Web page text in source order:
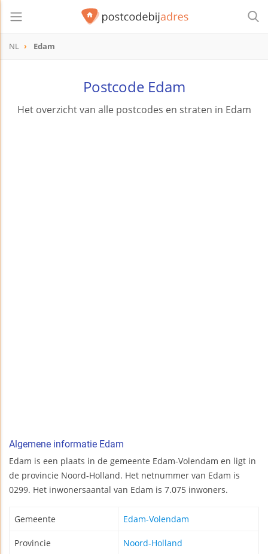
NL Edam
Postcode Edam
Het overzicht van alle postcodes en straten in Edam
Algemene informatie Edam
Edam is een plaats in de gemeente Edam-Volendam en ligt in
de provincie Noord-Holland. Het netnummer van Edam is
0299. Het inwonersaantal van Edam is 7.075 inwoners.
Gemeente Edam-Volendam
Provincie Noord-Holland